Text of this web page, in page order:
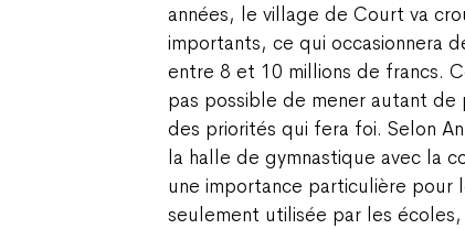
années, le village de Court va
importants, ce qui occasionnera
entre 8 et 10 millions de francs.
pas possible de mener autant
des priorités qui fera foi. Selon
la halle de gymnastique avec la
une importance particulière pour
seulement utilisée par les